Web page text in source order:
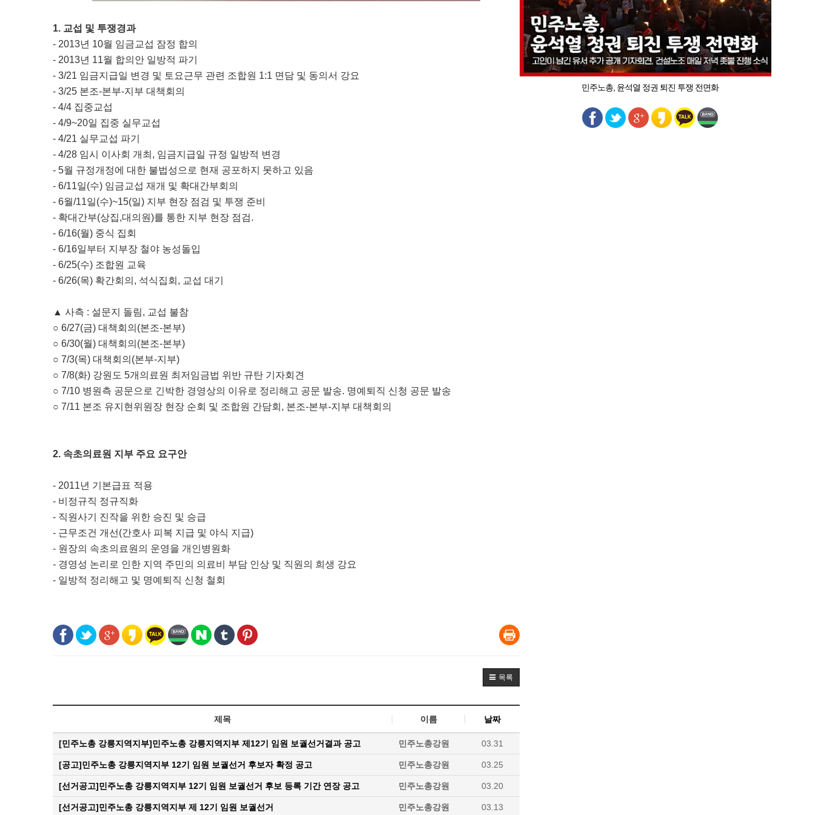
1. 교섭 및 투쟁경과
- 2013년 10월 임금교섭 잠정 합의
- 2013년 11월 합의안 일방적 파기
- 3/21 임금지급일 변경 및 토요근무 관련 조합원 1:1 면담 및 동의서 강요
- 3/25 본조-본부-지부 대책회의
- 4/4 집중교섭
- 4/9~20일 집중 실무교섭
- 4/21 실무교섭 파기
- 4/28 임시 이사회 개최, 임금지급일 규정 일방적 변경
- 5월 규정개정에 대한 불법성으로 현재 공포하지 못하고 있음
- 6/11일(수) 임금교섭 재개 및 확대간부회의
- 6월/11일(수)~15(일) 지부 현장 점검 및 투쟁 준비
- 확대간부(상집,대의원)를 통한 지부 현장 점검.
- 6/16(월) 중식 집회
- 6/16일부터 지부장 철야 농성돌입
- 6/25(수) 조합원 교육
- 6/26(목) 확간회의, 석식집회, 교섭 대기
▲ 사측 : 설문지 돌림, 교섭 불참
○ 6/27(금) 대책회의(본조-본부)
○ 6/30(월) 대책회의(본조-본부)
○ 7/3(목) 대책회의(본부-지부)
○ 7/8(화) 강원도 5개의료원 최저임금법 위반 규탄 기자회견
○ 7/10 병원측 공문으로 긴박한 경영상의 이유로 정리해고 공문 발송. 명예퇴직 신청 공문 발송
○ 7/11 본조 유지현위원장 현장 순회 및 조합원 간담회, 본조-본부-지부 대책회의
2. 속초의료원 지부 주요 요구안
- 2011년 기본급표 적용
- 비정규직 정규직화
- 직원사기 진작을 위한 승진 및 승급
- 근무조건 개선(간호사 피복 지급 및 야식 지급)
- 원장의 속초의료원의 운영을 개인병원화
- 경영성 논리로 인한 지역 주민의 의료비 부담 인상 및 직원의 희생 강요
- 일방적 정리해고 및 명예퇴직 신청 철회
목록
제목 이름 날짜
[민주노총 강릉지역지부]민주노총 강릉지역지부 제12기 임원 보궐선거결과 공고 민주노총강원 03.31
[공고]민주노총 강릉지역지부 12기 임원 보궐선거 후보자 확정 공고 민주노총강원 03.25
[선거공고]민주노총 강릉지역지부 12기 임원 보궐선거 후보 등록 기간 연장 공고 민주노총강원 03.20
[선거공고]민주노총 강릉지역지부 제 12기 임원 보궐선거 민주노총강원 03.13
민주노총, 윤석열 정권 퇴진 투쟁 전면화